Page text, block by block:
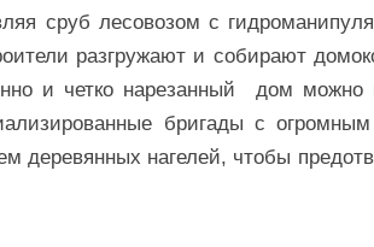
сруб лесовозом с
разгружают и собирают
и четко нарезанный дом можно
бригады с
деревянных нагелей, чтобы